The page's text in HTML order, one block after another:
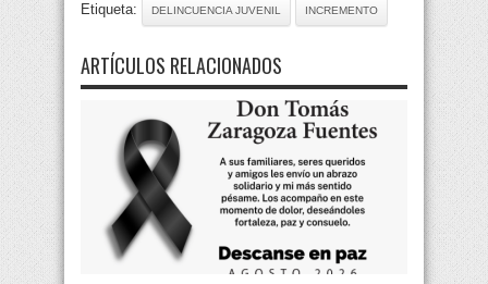
Etiqueta: DELINCUENCIA JUVENIL INCREMENTO
ARTÍCULOS RELACIONADOS